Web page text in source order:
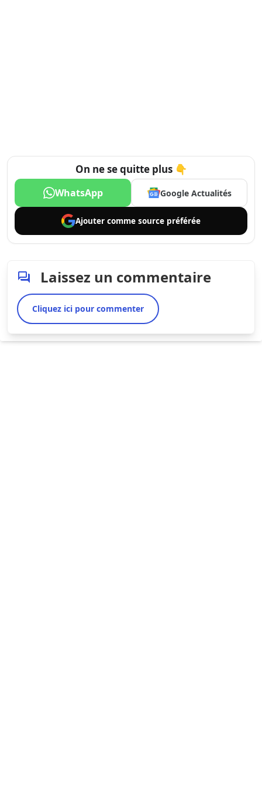
On ne se quitte plus 👇
WhatsApp Google Actualités
Ajouter comme source préférée
Laissez un commentaire
Cliquez ici pour commenter